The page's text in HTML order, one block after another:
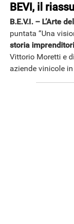
BEVI, il
B.E.V.I. – L’Arte
puntata “Una
storia
Vittorio Moretti e
aziende vinicole in